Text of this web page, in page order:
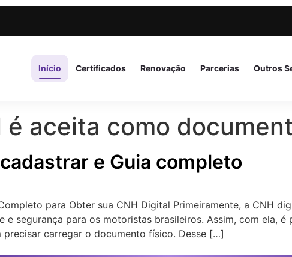
Início Certificados Renovação Parcerias Outros
aceita como
e Guia completo
para Obter sua CNH Digital Primeiramente, a CNH
segurança para os motoristas brasileiros. Assim, com ela, é
precisar carregar o documento físico. Desse […]